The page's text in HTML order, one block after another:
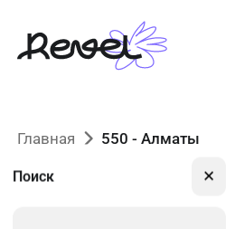
Поиск ✕
Главная 550 - Алматы